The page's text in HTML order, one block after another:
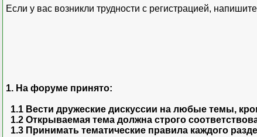
Если у вас возникли трудности с регистрацией,
1. На форуме принято:
1.1 Вести дружеские дискуссии на любые темы,
1.2 Открываемая тема должна строго
1.3 Принимать тематические правила каждого